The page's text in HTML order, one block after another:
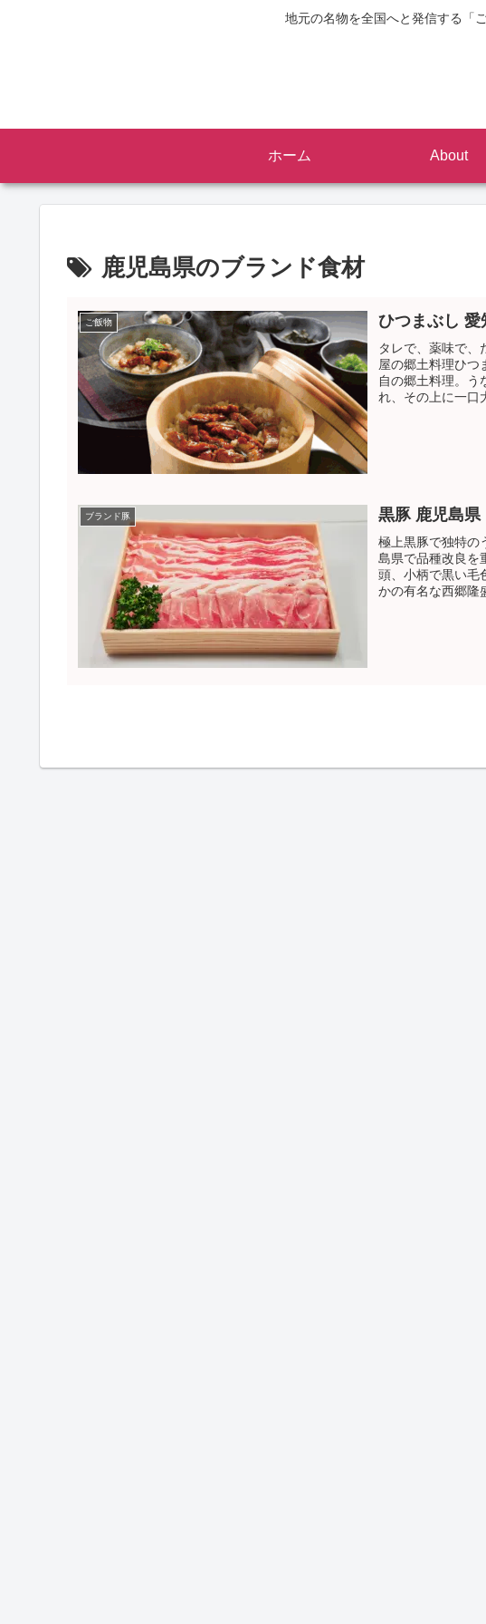
地元の名物を全国へと発信する「
ホーム About
鹿児島県のブランド食材
ご飯物 ひつまぶし 愛
タレで、薬味で、
屋の郷土料理ひつ
自の郷土料理。う
れ、その上に一口
ブランド豚 黒豚 鹿児島県
極上黒豚で独特の
島県で品種改良を
頭、小柄で黒い毛
かの有名な西郷隆